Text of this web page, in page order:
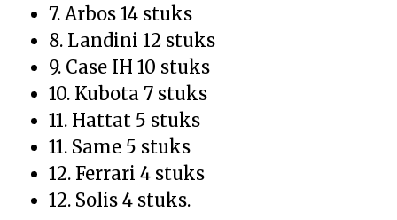
7. Arbos 14 stuks
8. Landini 12 stuks
9. Case IH 10 stuks
10. Kubota 7 stuks
11. Hattat 5 stuks
11. Same 5 stuks
12. Ferrari 4 stuks
12. Solis 4 stuks.